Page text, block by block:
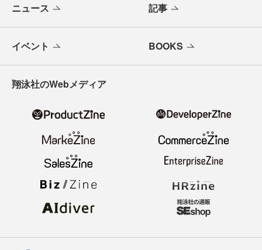
ニュース 記事
イベント BOOKS
翔泳社のWebメディア